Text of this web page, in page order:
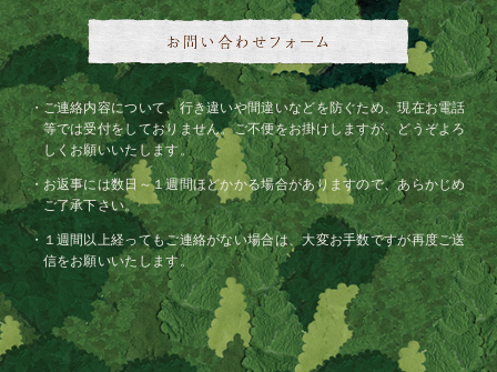
ご連絡内容について、行き違いや間違いなどを防ぐため、現在お電話
等では受付をしておりません。ご不便をお掛けしますが、どうぞよろ
しくお願いいたします。
お返事には数日～１週間ほどかかる場合がありますので、あらかじめ
ご了承下さい。
１週間以上経ってもご連絡がない場合は、大変お手数ですが再度ご送
信をお願いいたします。